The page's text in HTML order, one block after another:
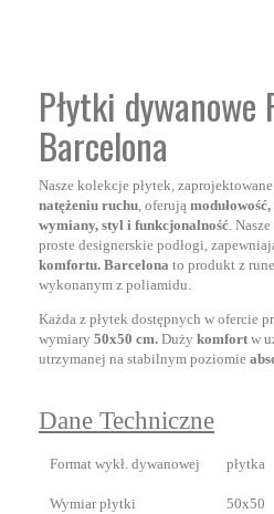
Płytki dywanowe
Barcelona
Nasze kolekcje płytek,
natężeniu ruchu, oferują
wymiany, styl i funkcjonalność.
proste designerskie podłogi,
komfortu. Barcelona to produkt z
wykonanym z poliamidu.
Każda z płytek dostępnych w ofercie
wymiary 50x50 cm. Duży komfort w
utrzymanej na stabilnym poziomie
Dane Techniczne
Format wykł. dywanowej płytka
Wymiar płytki 50x50